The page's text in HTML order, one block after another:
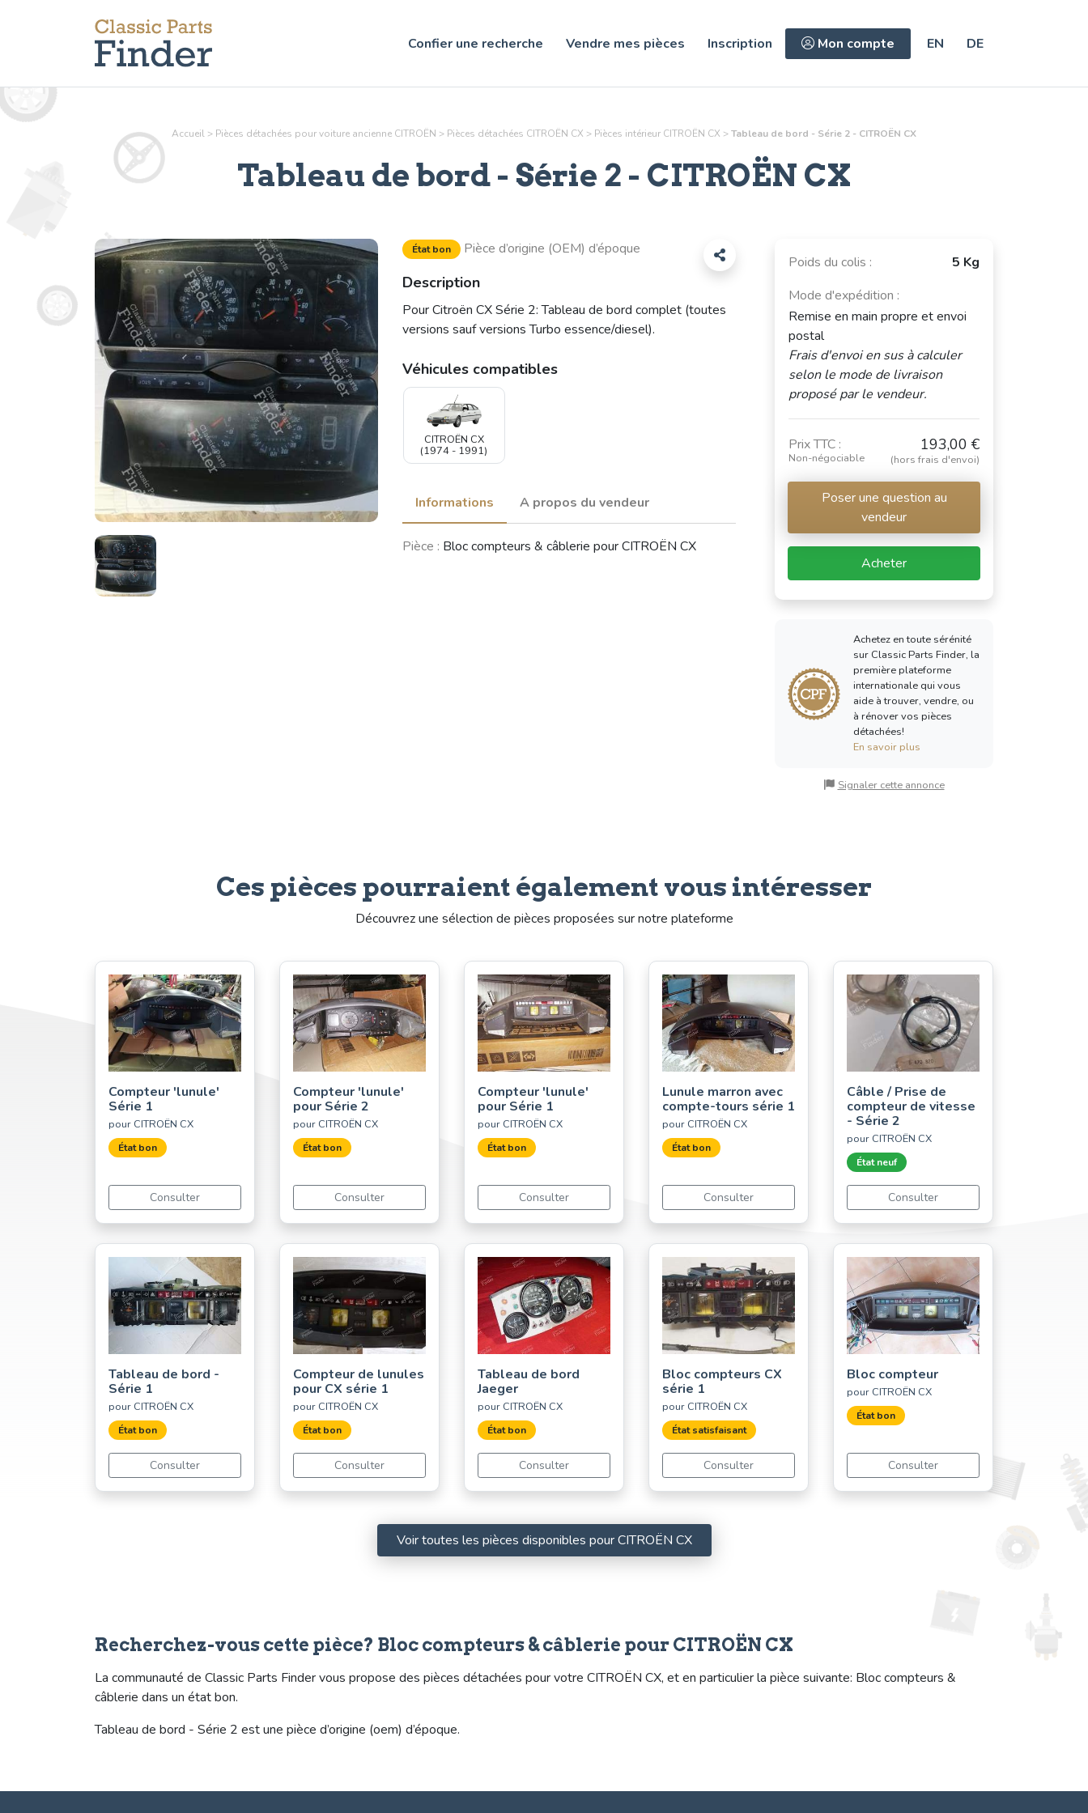
Confier une recherche Vendre mes pièces Inscription Mon compte EN DE
Accueil > Pièces détachées pour voiture ancienne CITROËN > Pièces détachées CITROËN CX > Pièces intérieur CITROËN CX >Tableau de bord - Série 2 - CITROËN CX
Tableau de bord - Série 2 - CITROËN CX
État bon Pièce d’origine (OEM) d’époque
Description
Pour Citroën CX Série 2: Tableau de bord complet (toutes
versions sauf versions Turbo essence/diesel).
Véhicules compatibles
CITROËN CX
(1974 - 1991)
Informations A propos du vendeur
Pièce : Bloc compteurs & câblerie pour CITROËN CX
Poids du colis :
5 Kg
Mode d'expédition :
Remise en main propre et envoi
postal
Frais d'envoi en sus à calculer
selon le mode de livraison
proposé par le vendeur.
Prix TTC :
Non-négociable
193,00 €
(hors frais d'envoi)
Poser une question au
vendeur
Acheter
Achetez en toute sérénité
sur Classic Parts Finder, la
première plateforme
internationale qui vous
aide à trouver, vendre, ou
à rénover vos pièces
détachées!
En savoir plus
Signaler cette annonce
Ces pièces pourraient également vous intéresser
Découvrez une sélection de pièces proposées sur notre plateforme
Compteur 'lunule'
Série 1
pour CITROËN CX
État bon
Consulter
Compteur 'lunule'
pour Série 2
pour CITROËN CX
État bon
Consulter
Compteur 'lunule'
pour Série 1
pour CITROËN CX
État bon
Consulter
Lunule marron avec
compte-tours série 1
pour CITROËN CX
État bon
Consulter
Câble / Prise de
compteur de vitesse
- Série 2
pour CITROËN CX
État neuf
Consulter
Tableau de bord -
Série 1
pour CITROËN CX
État bon
Consulter
Compteur de lunules
pour CX série 1
pour CITROËN CX
État bon
Consulter
Tableau de bord
Jaeger
pour CITROËN CX
État bon
Consulter
Bloc compteurs CX
série 1
pour CITROËN CX
État satisfaisant
Consulter
Bloc compteur
pour CITROËN CX
État bon
Consulter
Voir toutes les pièces disponibles pour CITROËN CX
Recherchez-vous cette pièce? Bloc compteurs & câblerie pour CITROËN CX
La communauté de Classic Parts Finder vous propose des pièces détachées pour votre CITROËN CX, et en particulier la pièce suivante: Bloc compteurs &
câblerie dans un état bon.
Tableau de bord - Série 2 est une pièce d’origine (oem) d’époque.